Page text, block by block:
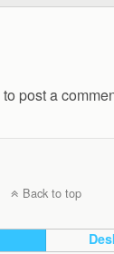
to post a
Back to top